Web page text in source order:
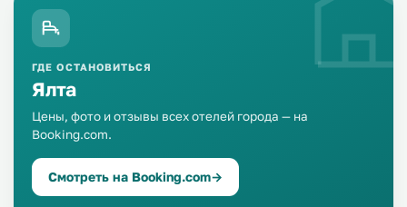
ГДЕ ОСТАНОВИТЬСЯ
Ялта
Цены, фото и отзывы всех отелей города — на
Booking.com.
Смотреть на Booking.com→